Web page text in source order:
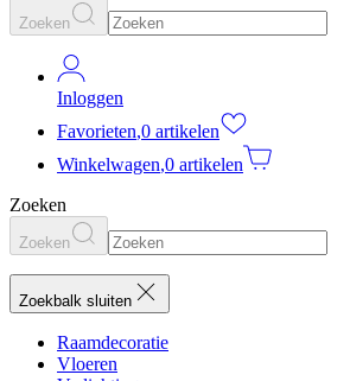
Zoeken
Inloggen
Favorieten,0 artikelen
Winkelwagen,0 artikelen
Zoeken
Zoeken
Zoekbalk sluiten
Raamdecoratie
Vloeren